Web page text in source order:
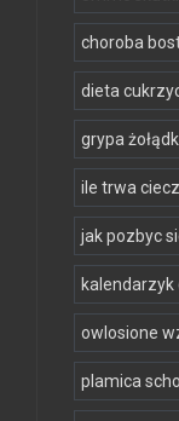
choroba
dieta
grypa
ile trwa
jak pozbyc
kalendarzyk
owlosione
plamica